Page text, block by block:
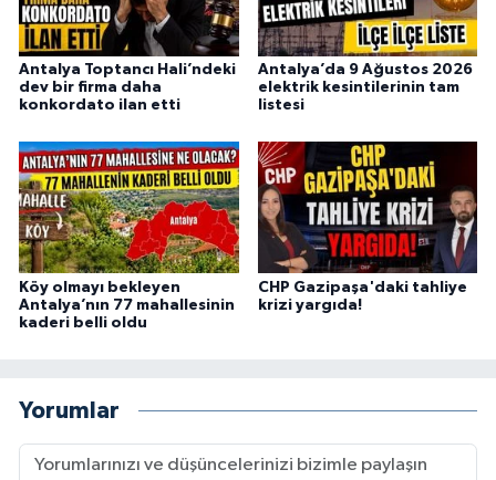
Antalya Toptancı Hali’ndeki
dev bir firma daha
konkordato ilan etti
Antalya’da 9 Ağustos 2026
elektrik kesintilerinin tam
listesi
Köy olmayı bekleyen
Antalya’nın 77 mahallesinin
kaderi belli oldu
CHP Gazipaşa'daki tahliye
krizi yargıda!
Yorumlar